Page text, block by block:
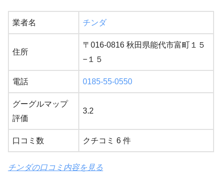
業者名 チンダ
住所
〒016-0816 秋田県能代市富町１５
−１５
電話 0185-55-0550
グーグルマップ
評価
3.2
口コミ数 クチコミ 6 件
チンダの口コミ内容を見る